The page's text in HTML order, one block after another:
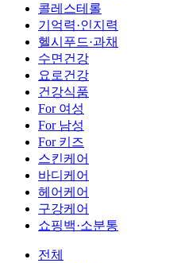
콜레스테롤
기억력·인지력
헬시푸드·과채
수면건강
요로건강
건강식품
For 여성
For 남성
For 키즈
스킨케어
바디케어
헤어케어
구강케어
쇼핑백·소분통
전체